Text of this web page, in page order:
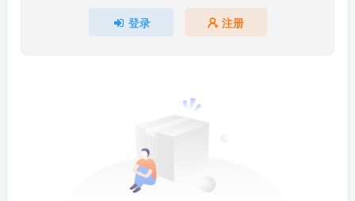
| ├──8.4 S7-200 SMART MODBUS V区通信案例.mp4 81.33M
| ├──8.5 S7-200 SMART 与威纶AR60变频器通信【变频器参数设
| ├──8.6 S7-200 SMART 与威纶AR60变频器通信【启停控制及频
更多精品优质资源，点击这里查看
登录 注册